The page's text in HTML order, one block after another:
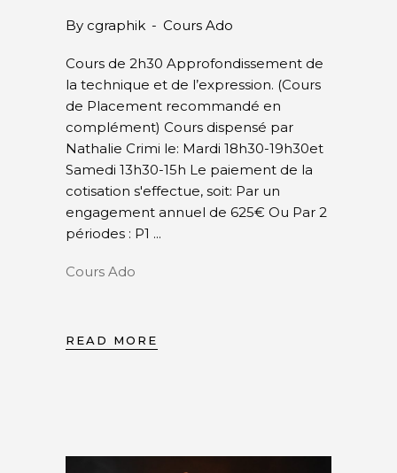
By cgraphik Cours Ado
Cours de 2h30 Approfondissement de
la technique et de l’expression. (Cours
de Placement recommandé en
complément) Cours dispensé par
Nathalie Crimi le: Mardi 18h30-19h30et
Samedi 13h30-15h Le paiement de la
cotisation s'effectue, soit: Par un
engagement annuel de 625€ Ou Par 2
périodes : P1
Cours Ado
READ MORE